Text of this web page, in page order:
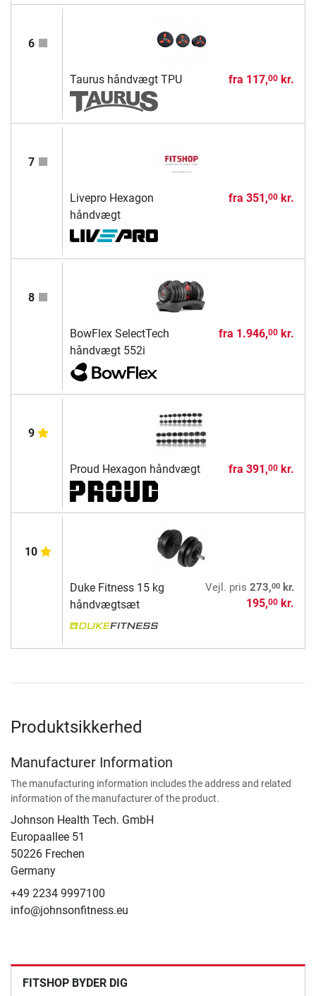
6
Taurus håndvægt TPU fra 117,00kr.
7
Livepro Hexagon
håndvægt
fra 351,00kr.
8
BowFlex SelectTech
håndvægt 552i
fra 1.946,00kr.
9
Proud Hexagon håndvægt fra 391,00kr.
10
Duke Fitness 15 kg
håndvægtsæt
Vejl. pris 273,00kr.
195,00kr.
Produktsikkerhed
Manufacturer Information
The manufacturing information includes the address and related
information of the manufacturer of the product.
Johnson Health Tech. GmbH
Europaallee 51
50226 Frechen
Germany
+49 2234 9997100
info@johnsonfitness.eu
FITSHOP BYDER DIG